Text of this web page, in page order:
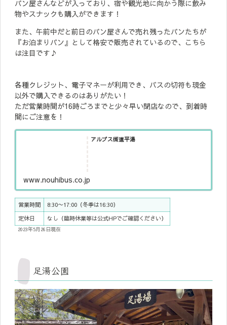
パン屋さんなどが入っており、宿や観光地に向かう際に飲み
物やスナックも購入ができます！
また、午前中だと前日のパン屋さんで売れ残ったパンたちが
『お泊まりパン』として格安で販売されているので、こちら
は注目です♪
各種クレジット、電子マネーが利用でき、バスの切符も現金
以外で購入できるのはありがたい！
ただ営業時間が16時ごろまでと少々早い閉店なので、到着時
間にご注意を！
アルプス街道平湯
www.nouhibus.co.jp
営業時間
8:30〜17:00（冬季は16:30）
定休日
なし（臨時休業等は公式HPでご確認ください）
2023年5月26日現在
足湯公園